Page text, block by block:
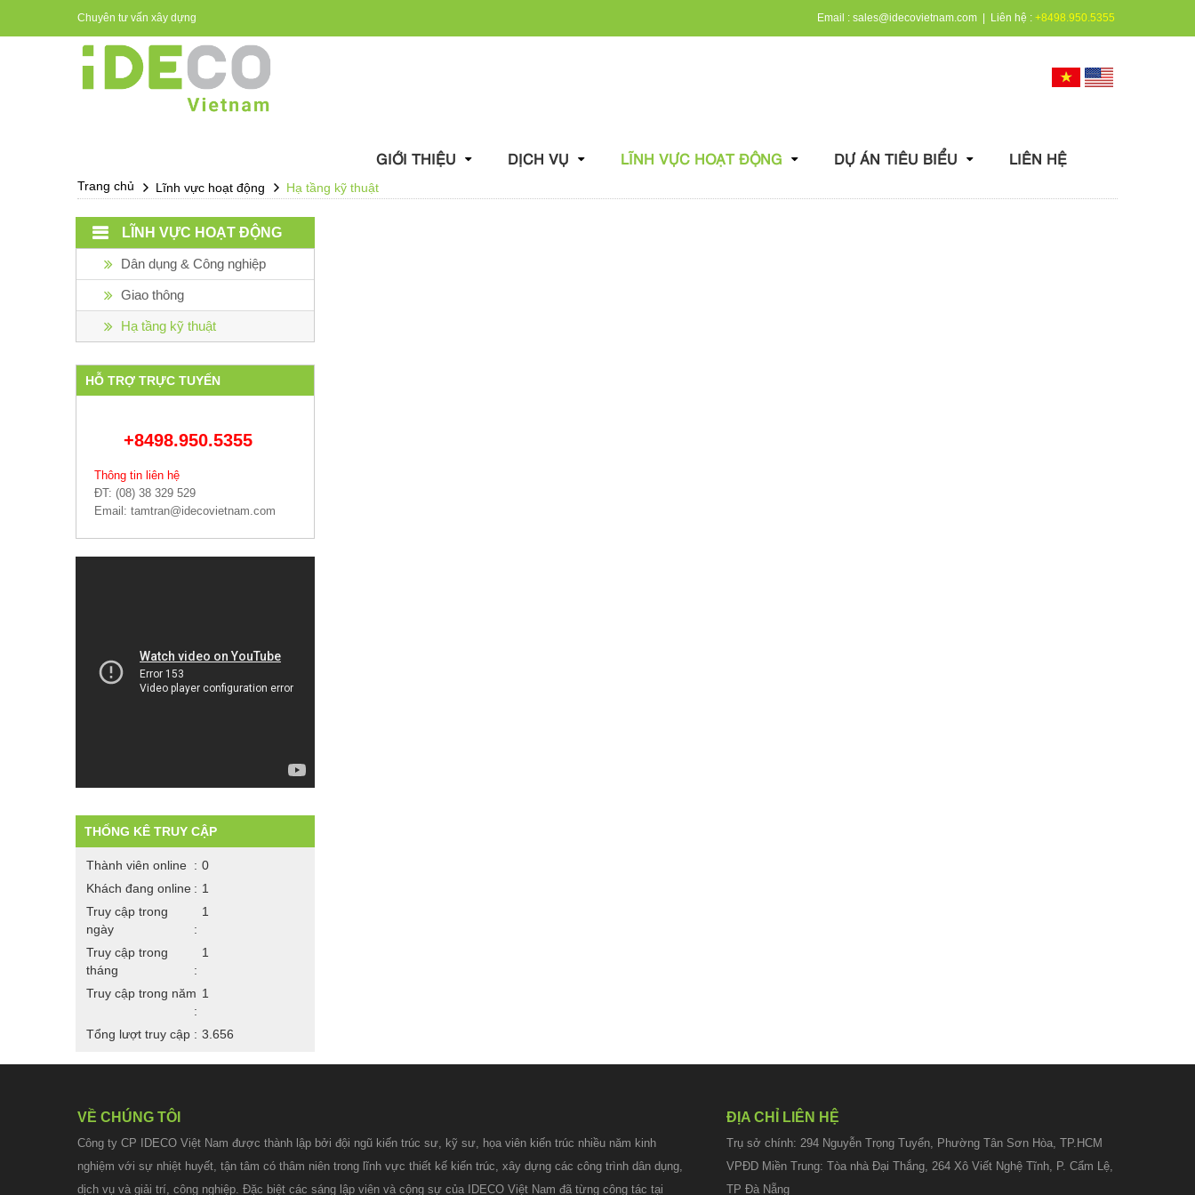
Chuyên tư vấn xây dựng Email : sales@idecovietnam.com | Liên hệ : +8498.950.5355
Tiếng ViệtEnglish
GIỚI THIỆU DỊCH VỤ LĨNH VỰC HOẠT ĐỘNG DỰ ÁN TIÊU BIỂU LIÊN HỆ
Trang chủ Lĩnh vực hoạt động Hạ tầng kỹ thuật
LĨNH VỰC HOẠT ĐỘNG
Dân dụng & Công nghiệp
Giao thông
Hạ tầng kỹ thuật
HỖ TRỢ TRỰC TUYẾN
+8498.950.5355
Thông tin liên hệ
ĐT: (08) 38 329 529
Email: tamtran@idecovietnam.com
THỐNG KÊ TRUY CẬP
Thành viên online
0
Khách đang online
1
Truy cập trong
ngày
1
Truy cập trong
tháng
1
Truy cập trong năm 1
Tổng lượt truy cập 3.656
VỀ CHÚNG TÔI
Công ty CP IDECO Việt Nam được thành lập bởi đội ngũ kiến trúc sư, kỹ sư, họa viên kiến trúc nhiều năm kinh
nghiệm với sự nhiệt huyết, tận tâm có thâm niên trong lĩnh vực thiết kế kiến trúc, xây dựng các công trình dân dụng,
dịch vụ và giải trí, công nghiệp. Đặc biệt các sáng lập viên và cộng sự của IDECO Việt Nam đã từng công tác tại
ĐỊA CHỈ LIÊN HỆ
Trụ sở chính: 294 Nguyễn Trọng Tuyển, Phường Tân Sơn Hòa, TP.HCM
VPĐD Miền Trung: Tòa nhà Đại Thắng, 264 Xô Viết Nghệ Tĩnh, P. Cẩm Lệ,
TP Đà Nẵng